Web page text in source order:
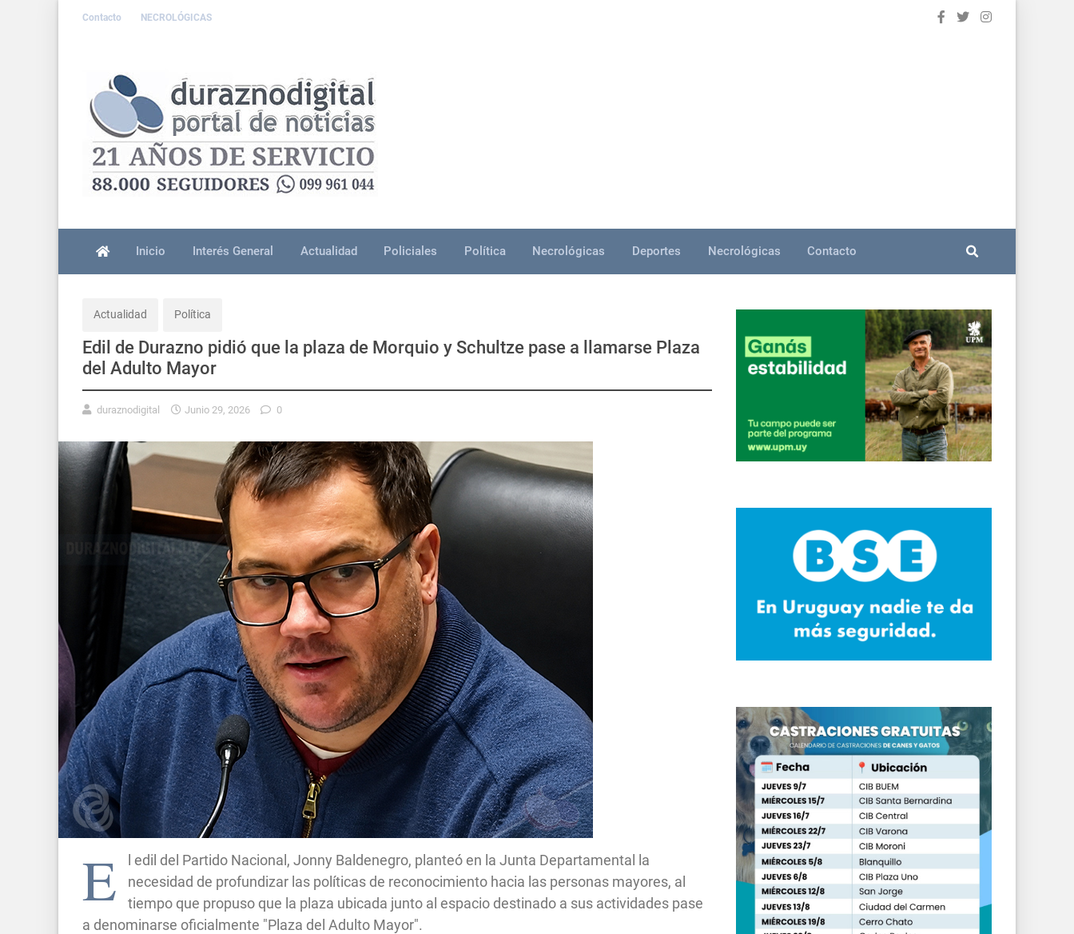
Contacto NECROLÓGICAS
Inicio Interés General Actualidad Policiales Política Necrológicas Deportes Necrológicas Contacto
Actualidad Política
Edil de Durazno pidió que la plaza de Morquio y Schultze pase a llamarse Plaza
del Adulto Mayor
duraznodigital Junio 29, 2026 0
E
l edil del Partido Nacional, Jonny Baldenegro, planteó en la Junta Departamental la
necesidad de profundizar las políticas de reconocimiento hacia las personas mayores, al
tiempo que propuso que la plaza ubicada junto al espacio destinado a sus actividades pase
a denominarse oficialmente "Plaza del Adulto Mayor".